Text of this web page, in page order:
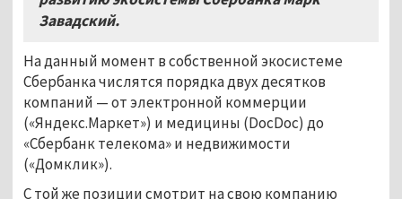
Завадский.
На данный момент в собственной экосистеме
Сбербанка числятся порядка двух десятков
компаний — от электронной коммерции
(«Яндекс.Маркет») и медицины (DocDoc) до
«Сбербанк телекома» и недвижимости
(«Домклик»).
С той же позиции смотрит на свою компанию